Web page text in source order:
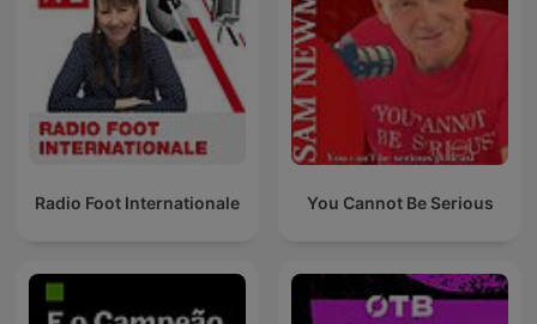
Radio Foot Internationale You Cannot Be Serious